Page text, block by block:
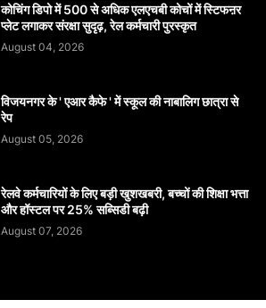
कोचिंग डिपो में 500 से अधिक एलएचबी कोचों में स्टिफऩर
प्लेट लगाकर संरक्षा सुदृढ़, रेल कर्मचारी पुरस्कृत
August 04, 2026
विजयनगर के ' एआर कैफे ' में स्कूल की नाबालिग छात्रा से
रेप
August 05, 2026
रेलवे कर्मचारियों के लिए बड़ी खुशखबरी, बच्चों की शिक्षा भत्ता
और हॉस्टल पर 25% सब्सिडी बढ़ी
August 07, 2026